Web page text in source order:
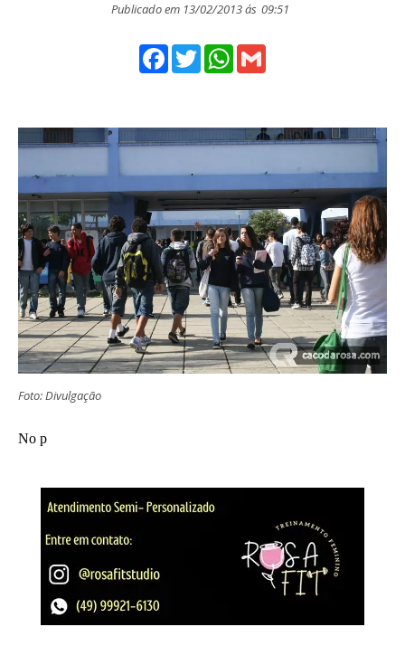
Publicado em 13/02/2013 ás 09:51
Facebook
TwitterWhatsApp
Foto: Divulgação
No p